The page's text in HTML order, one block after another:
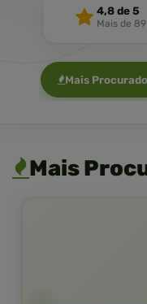
4,8 de 5
Mais de
Mais
Mais